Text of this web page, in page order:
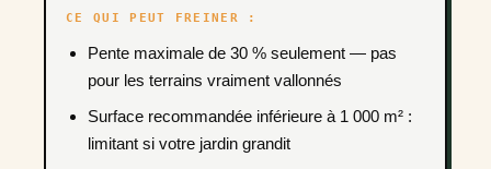
CE QUI PEUT FREINER :
Pente maximale de 30 % seulement — pas
pour les terrains vraiment vallonnés
Surface recommandée inférieure à 1 000 m² :
limitant si votre jardin grandit